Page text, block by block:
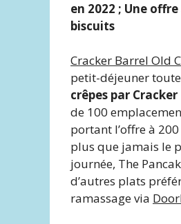
en 2022 ; Une
biscuits
Cracker Barrel Old
petit-déjeuner
crêpes par
de 100
portant l’offre à
plus que jamais le
journée, The
d’autres plats
ramassage via